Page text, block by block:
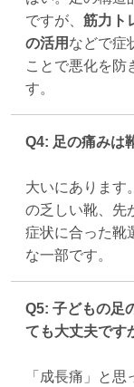
ですが、 筋力ト
の活用 などで症
ことで悪化を防
す。
Q4: 足の痛みは
大いにあります
の乏しい靴、先
症状に合った靴
な一部です。
Q5: 子どもの足
ても大丈夫です
「成長痛」と